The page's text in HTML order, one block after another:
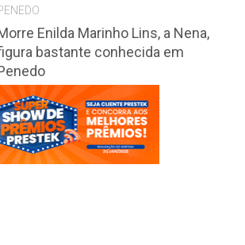
Enilda Marinho Lins, a Nena,
bastante conhecida em